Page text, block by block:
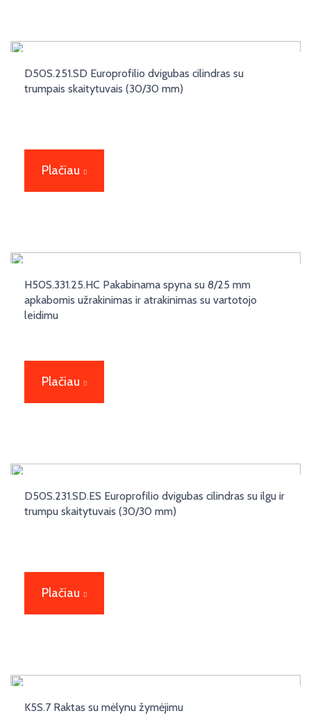
D50S.251.SD Europrofilio dvigubas cilindras su
trumpais skaitytuvais (30/30 mm)
Plačiau
H50S.331.25.HC Pakabinama spyna su 8/25 mm
apkabomis užrakinimas ir atrakinimas su vartotojo
leidimu
Plačiau
D50S.231.SD.ES Europrofilio dvigubas cilindras su ilgu ir
trumpu skaitytuvais (30/30 mm)
Plačiau
K5S.7 Raktas su mėlynu žymėjimu